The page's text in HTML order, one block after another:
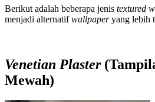
Berikut adalah beberapa jenis textured
menjadi alternatifwallpaperyang lebih
Venetian Plaster
Mewah)